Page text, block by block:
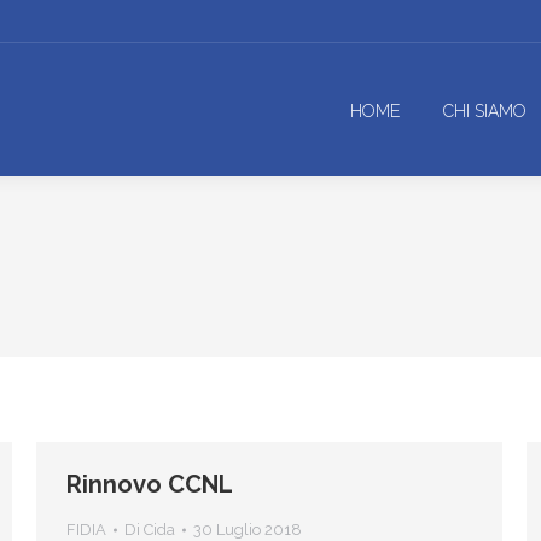
HOME CHI SIAMO
Rinnovo CCNL
FIDIA Di Cida 30 Luglio 2018